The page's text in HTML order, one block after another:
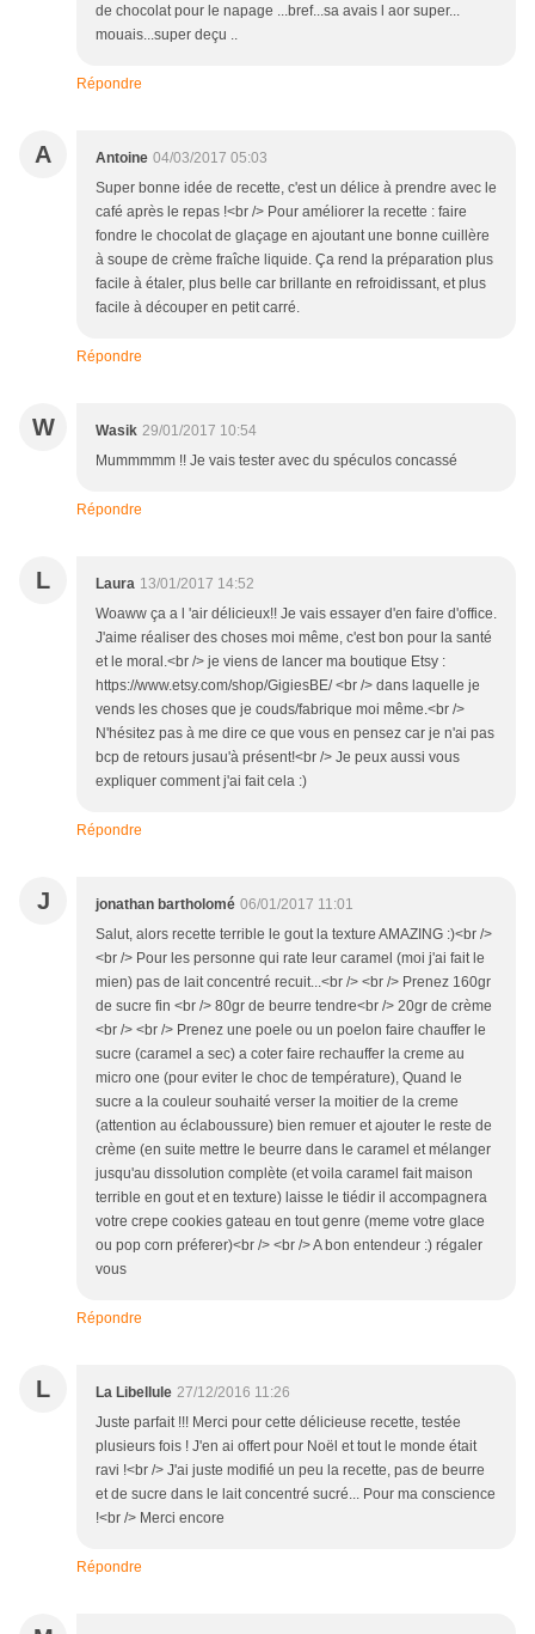
de chocolat pour le napage ...bref...sa avais l aor super...
mouais...super deçu ..
Répondre
A Antoine 04/03/2017 05:03
Super bonne idée de recette, c'est un délice à prendre avec le
café après le repas !<br /> Pour améliorer la recette : faire
fondre le chocolat de glaçage en ajoutant une bonne cuillère
à soupe de crème fraîche liquide. Ça rend la préparation plus
facile à étaler, plus belle car brillante en refroidissant, et plus
facile à découper en petit carré.
Répondre
W Wasik 29/01/2017 10:54
Mummmmm !! Je vais tester avec du spéculos concassé
Répondre
L Laura 13/01/2017 14:52
Woaww ça a l 'air délicieux!! Je vais essayer d'en faire d'office.
J'aime réaliser des choses moi même, c'est bon pour la santé
et le moral.<br /> je viens de lancer ma boutique Etsy :
https://www.etsy.com/shop/GigiesBE/ <br /> dans laquelle je
vends les choses que je couds/fabrique moi même.<br />
N'hésitez pas à me dire ce que vous en pensez car je n'ai pas
bcp de retours jusau'à présent!<br /> Je peux aussi vous
expliquer comment j'ai fait cela :)
Répondre
J jonathan bartholomé 06/01/2017 11:01
Salut, alors recette terrible le gout la texture AMAZING :)<br />
<br /> Pour les personne qui rate leur caramel (moi j'ai fait le
mien) pas de lait concentré recuit...<br /> <br /> Prenez 160gr
de sucre fin <br /> 80gr de beurre tendre<br /> 20gr de crème
<br /> <br /> Prenez une poele ou un poelon faire chauffer le
sucre (caramel a sec) a coter faire rechauffer la creme au
micro one (pour eviter le choc de température), Quand le
sucre a la couleur souhaité verser la moitier de la creme
(attention au éclaboussure) bien remuer et ajouter le reste de
crème (en suite mettre le beurre dans le caramel et mélanger
jusqu'au dissolution complète (et voila caramel fait maison
terrible en gout et en texture) laisse le tiédir il accompagnera
votre crepe cookies gateau en tout genre (meme votre glace
ou pop corn préferer)<br /> <br /> A bon entendeur :) régaler
vous
Répondre
L La Libellule 27/12/2016 11:26
Juste parfait !!! Merci pour cette délicieuse recette, testée
plusieurs fois ! J'en ai offert pour Noël et tout le monde était
ravi !<br /> J'ai juste modifié un peu la recette, pas de beurre
et de sucre dans le lait concentré sucré... Pour ma conscience
!<br /> Merci encore
Répondre